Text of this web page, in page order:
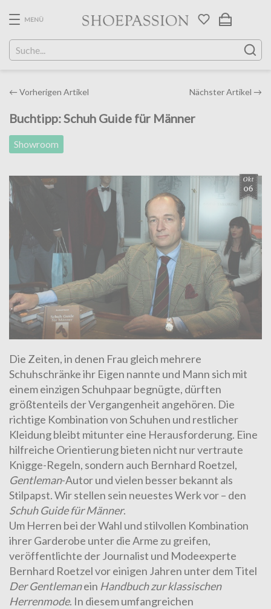
content
MENÜ
Post
← Vorherigen Artikel Nächster Artikel →
Buchtipp: Schuh Guide für Männer
Showroom
Die Zeiten, in denen Frau gleich mehrere
Schuhschränke ihr Eigen nannte und Mann sich mit
einem einzigen Schuhpaar begnügte, dürften
größtenteils der Vergangenheit angehören. Die
richtige Kombination von Schuhen und restlicher
Kleidung bleibt mitunter eine Herausforderung. Eine
hilfreiche Orientierung bieten nicht nur vertraute
Knigge-Regeln, sondern auch Bernhard Roetzel,
Gentleman-Autor und vielen besser bekannt als
Stilpapst. Wir stellen sein neuestes Werk vor – den
Schuh Guide für Männer.
Um Herren bei der Wahl und stilvollen Kombination
ihrer Garderobe unter die Arme zu greifen,
veröffentlichte der Journalist und Modeexperte
Bernhard Roetzel vor einigen Jahren unter dem Titel
Der Gentlemanein Handbuch zur klassischen
Herrenmode. In diesem umfangreichen